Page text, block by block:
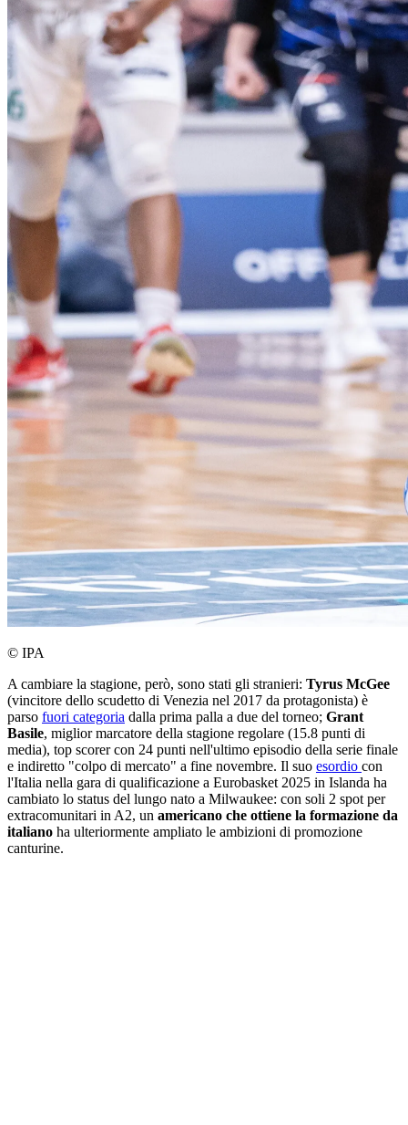
© IPA
A cambiare la stagione, però, sono stati gli stranieri: Tyrus McGee
(vincitore dello scudetto di Venezia nel 2017 da protagonista) è
parso fuori categoria dalla prima palla a due del torneo; Grant
Basile, miglior marcatore della stagione regolare (15.8 punti di
media), top scorer con 24 punti nell'ultimo episodio della serie finale
e indiretto "colpo di mercato" a fine novembre. Il suo esordio con
l'Italia nella gara di qualificazione a Eurobasket 2025 in Islanda ha
cambiato lo status del lungo nato a Milwaukee: con soli 2 spot per
extracomunitari in A2, un americano che ottiene la formazione da
italiano ha ulteriormente ampliato le ambizioni di promozione
canturine.